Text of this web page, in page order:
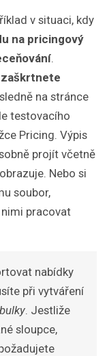
v situaci, kdy
na pricingový
.
zaškrtnete
na stránce
testovacího
Pricing. Výpis
projít včetně
Nebo si
soubor,
nimi pracovat
nabídky
při vytváření
. Jestliže
sloupce,